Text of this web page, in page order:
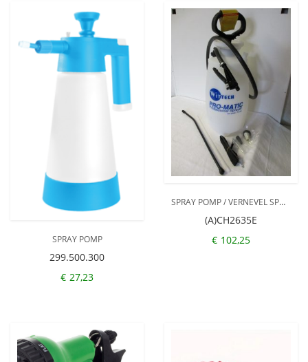
SPRAY POMP
299.500.300
€ 27,23
SPRAY POMP / VERNEVEL SPUIT WITTECH TANK
(A)CH2635E
€ 102,25